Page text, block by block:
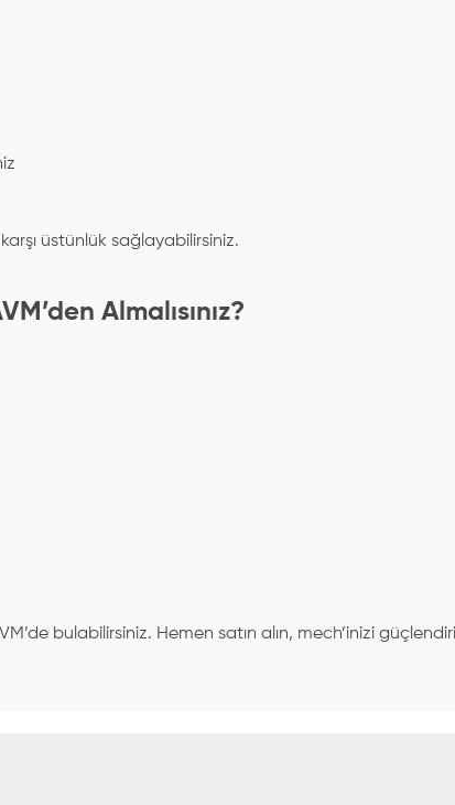
üstünlük sağlayabilirsiniz.
Almalısınız?
bulabilirsiniz. Hemen satın alın, mech’inizi